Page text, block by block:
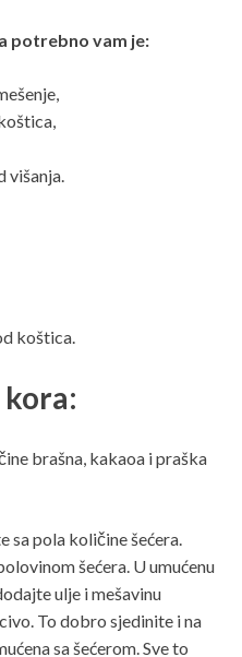
potrebno vam je:
višanja.
koštica.
brašna, kakaoa i praška
sa pola količine šećera.
šećera. U umućenu
ulje i mešavinu
To dobro sjedinite i na
sa šećerom. Sve to